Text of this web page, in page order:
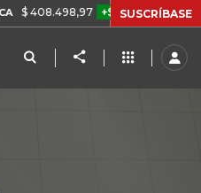
+$ 8.753,81 +2,19%
SUSCRÍBASE